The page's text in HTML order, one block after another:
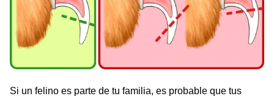
Si un felino es parte de tu familia, es probable que tus